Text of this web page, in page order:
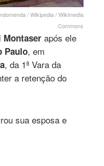
/ Wikipedia / Wikimedia
Commons
Montaser após ele
Paulo, em
, da 1ª Vara da
a retenção do
sua esposa e